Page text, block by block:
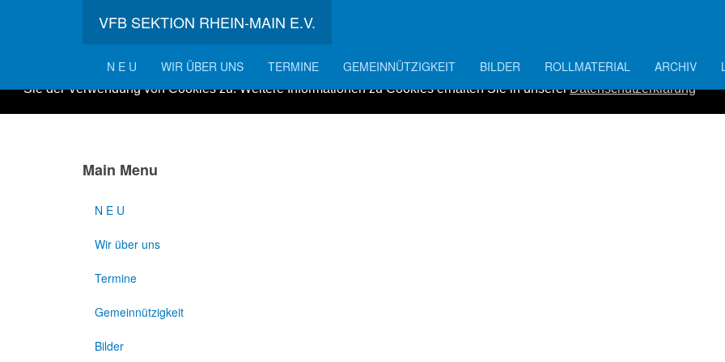
Um unsere Webseite für Sie optimal zu gestalten und fortlaufend verbessern zu können, verwenden wir Cookies. Durch
Sie der Verwendung von Cookies zu. Weitere Informationen zu Cookies erhalten Sie in unsererDatenschutzerklärung
VFB SEKTION RHEIN-MAIN E.V.
N E U WIR ÜBER UNS TERMINE GEMEINNÜTZIGKEIT BILDER ROLLMATERIAL ARCHIV
Main Menu
N E U
Wir über uns
Termine
Gemeinnützigkeit
Bilder